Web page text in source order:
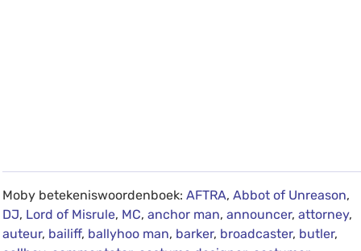
Moby betekeniswoordenboek: AFTRA, Abbot of Unreason,
DJ, Lord of Misrule, MC, anchor man, announcer, attorney,
auteur, bailiff, ballyhoo man, barker, broadcaster, butler,